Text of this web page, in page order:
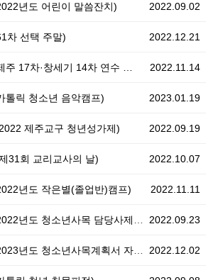
2022.09.02
년도 어린이 말씀잔치)
2022.12.21
차 선택 주말)
2022.11.14
주 17차·창세기 14차 연수 …
2023.01.19
톨릭 청소년 음악캠프)
2022.09.19
제주교구 청년성가제)
2022.10.07
31회 교리교사의 날)
2022.11.11
년도 작은별(졸업반)캠프)
2022.09.23
년도 청소년사목 담당사제 …
2022.12.02
년도 청소년사목계획서 자료…